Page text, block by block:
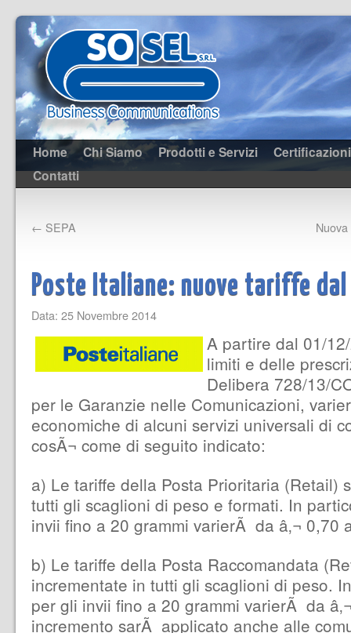
Home Chi Siamo Prodotti e Servizi
Certificazioni
Contatti
← SEPA
Poste Italiane: nuove tariffe
Data: 25 Novembre 2014
A partire dal 01/
limiti e delle
Delibera 728/13/
per le Garanzie nelle Comunicazioni,
economiche di alcuni servizi universali di
cosÃ¬ come di seguito indicato:
a) Le tariffe della Posta Prioritaria (Retail)
tutti gli scaglioni di peso e formati. In
invii fino a 20 grammi varierÃ da â‚¬ 0,70
b) Le tariffe della Posta Raccomandata
incrementate in tutti gli scaglioni di peso.
per gli invii fino a 20 grammi varierÃ da
incremento sarÃ applicato anche alle